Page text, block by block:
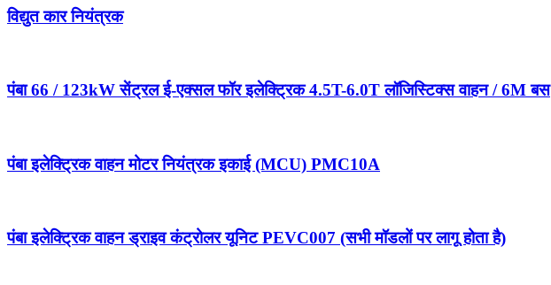
विद्युत कार नियंत्रक
पंबा 66 / 123kW सेंट्रल ई-एक्सल फॉर इलेक्ट्रिक 4.5T-6.0T लॉजिस्टिक्स वाहन / 6M बस
पंबा इलेक्ट्रिक वाहन मोटर नियंत्रक इकाई (MCU) PMC10A
पंबा इलेक्ट्रिक वाहन ड्राइव कंट्रोलर यूनिट PEVC007 (सभी मॉडलों पर लागू होता है)